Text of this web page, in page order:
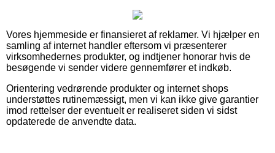
Vores hjemmeside er finansieret af reklamer. Vi hjælper en
samling af internet handler eftersom vi præsenterer
virksomhedernes produkter, og indtjener honorar hvis de
besøgende vi sender videre gennemfører et indkøb.
Orientering vedrørende produkter og internet shops
understøttes rutinemæssigt, men vi kan ikke give garantier
imod rettelser der eventuelt er realiseret siden vi sidst
opdaterede de anvendte data.